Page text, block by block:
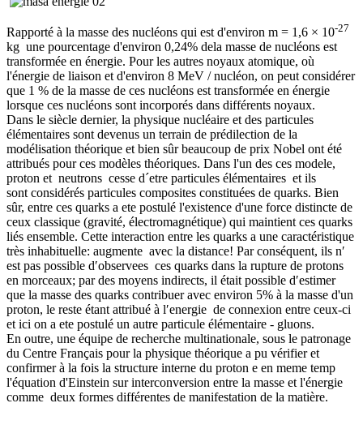
Rapporté à la masse des nucléons qui est d'environ m = 1,6 × 10-27
kg une pourcentage d'environ 0,24% dela masse de nucléons est
transformée en énergie. Pour les autres noyaux atomique, où
l'énergie de liaison et d'environ 8 MeV / nucléon, on peut considérer
que 1 % de la masse de ces nucléons est transformée en énergie
lorsque ces nucléons sont incorporés dans différents noyaux.
Dans le siècle dernier, la physique nucléaire et des particules
élémentaires sont devenus un terrain de prédilection de la
modélisation théorique et bien sûr beaucoup de prix Nobel ont été
attribués pour ces modèles théoriques. Dans l'un des ces modele,
proton et neutrons cesse d´etre particules élémentaires et ils
sont considérés particules composites constituées de quarks. Bien
sûr, entre ces quarks a ete postulé l'existence d'une force distincte de
ceux classique (gravité, électromagnétique) qui maintient ces quarks
liés ensemble. Cette interaction entre les quarks a une caractéristique
très inhabituelle: augmente avec la distance! Par conséquent, ils n′
est pas possible d′observees ces quarks dans la rupture de protons
en morceaux; par des moyens indirects, il était possible d′estimer
que la masse des quarks contribuer avec environ 5% à la masse d'un
proton, le reste étant attribué à l′energie de connexion entre ceux-ci
et ici on a ete postulé un autre particule élémentaire - gluons.
En outre, une équipe de recherche multinationale, sous le patronage
du Centre Français pour la physique théorique a pu vérifier et
confirmer à la fois la structure interne du proton e en meme temp
l'équation d'Einstein sur interconversion entre la masse et l'énergie
comme deux formes différentes de manifestation de la matière.